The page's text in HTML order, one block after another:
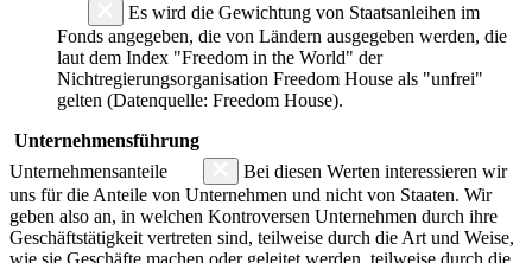
Es wird die Gewichtung von Staatsanleihen im
Fonds angegeben, die von Ländern ausgegeben werden, die
laut dem Index "Freedom in the World" der
Nichtregierungsorganisation Freedom House als "unfrei"
gelten (Datenquelle: Freedom House).
Unternehmensführung
Unternehmensanteile
Bei diesen Werten interessieren wir
uns für die Anteile von Unternehmen und nicht von Staaten. Wir
geben also an, in welchen Kontroversen Unternehmen durch ihre
Geschäftstätigkeit vertreten sind, teilweise durch die Art und Weise,
wie sie Geschäfte machen oder geleitet werden, teilweise durch die